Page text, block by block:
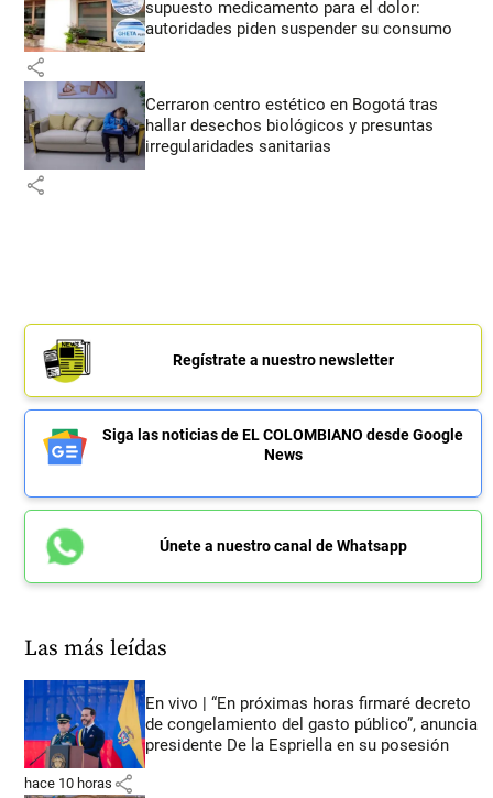
supuesto medicamento para el dolor:
autoridades piden suspender su consumo
share
Cerraron centro estético en Bogotá tras
hallar desechos biológicos y presuntas
irregularidades sanitarias
share
Regístrate a nuestro newsletter
Siga las noticias de EL COLOMBIANO desde Google
News
Únete a nuestro canal de Whatsapp
Las más leídas
En vivo | “En próximas horas firmaré decreto
de congelamiento del gasto público”, anuncia
presidente De la Espriella en su posesión
hace 10 horas share